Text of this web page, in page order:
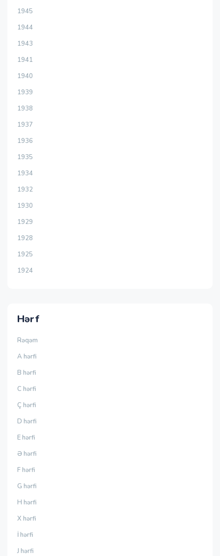
1945
1944
1943
1941
1940
1939
1938
1937
1936
1935
1934
1932
1930
1929
1928
1925
1924
Hərf
Rəqəm
A hərfi
B hərfi
C hərfi
Ç hərfi
D hərfi
E hərfi
Ə hərfi
F hərfi
G hərfi
H hərfi
X hərfi
İ hərfi
J hərfi